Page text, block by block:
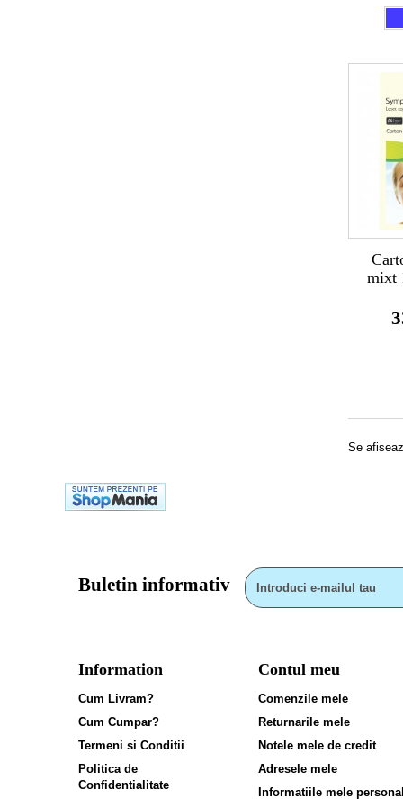
mixt
Se
Buletin informativ
Information
Cum Livram?
Cum Cumpar?
Termeni si Conditii
Politica de
Confidentialitate
Contul meu
Comenzile mele
Returnarile mele
Notele mele de credit
Adresele mele
Informatiile mele